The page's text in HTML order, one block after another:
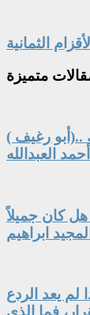
متميزة
..(أبو رغيف )
العبدالله
كان جميلاً
ابراهيم
لم يعد الردع
فما الذي